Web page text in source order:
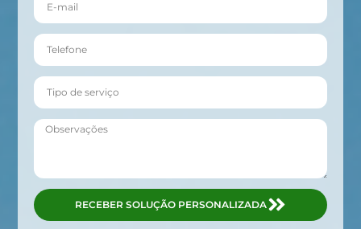
RECEBER SOLUÇÃO PERSONALIZADA